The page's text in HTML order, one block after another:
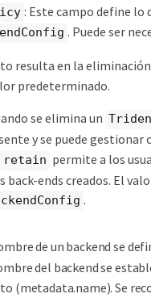
: Este campo define lo
. Puede ser
resulta en la
predeterminado.
se elimina un
y se puede gestionar
retain permite a los
back-ends creados. El
.
de un backend se
del backend se
(metadata.name). Se